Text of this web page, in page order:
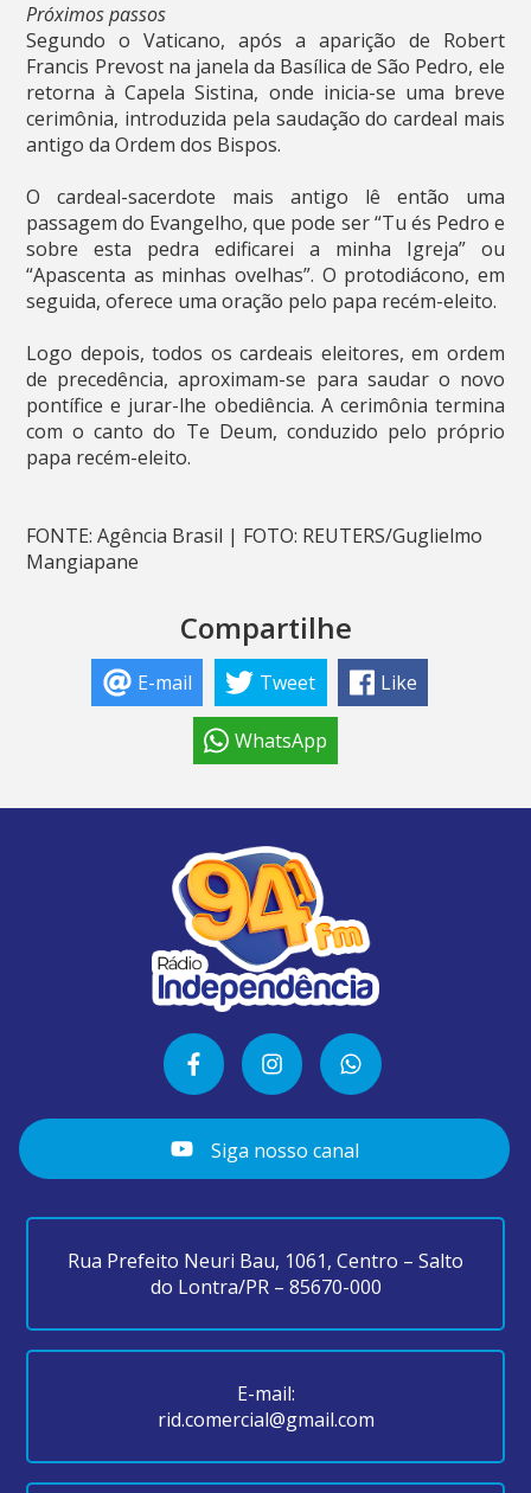
Próximos passos
Segundo o Vaticano, após a aparição de Robert
Francis Prevost na janela da Basílica de São Pedro, ele
retorna à Capela Sistina, onde inicia-se uma breve
cerimônia, introduzida pela saudação do cardeal mais
antigo da Ordem dos Bispos.
O cardeal-sacerdote mais antigo lê então uma
passagem do Evangelho, que pode ser “Tu és Pedro e
sobre esta pedra edificarei a minha Igreja” ou
“Apascenta as minhas ovelhas”. O protodiácono, em
seguida, oferece uma oração pelo papa recém-eleito.
Logo depois, todos os cardeais eleitores, em ordem
de precedência, aproximam-se para saudar o novo
pontífice e jurar-lhe obediência. A cerimônia termina
com o canto do Te Deum, conduzido pelo próprio
papa recém-eleito.
FONTE: Agência Brasil | FOTO: REUTERS/Guglielmo
Mangiapane
Compartilhe
E-mail Tweet Like
WhatsApp
Siga nosso canal
Rua Prefeito Neuri Bau, 1061, Centro – Salto
do Lontra/PR – 85670-000
E-mail:
rid.comercial@gmail.com